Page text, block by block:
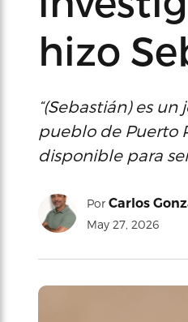
hizo
“(Sebastián) es
pueblo de Puerto
disponible para
Por Carlos
May 27, 2026